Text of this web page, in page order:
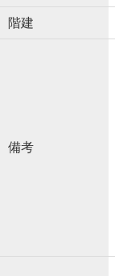
階建
備考